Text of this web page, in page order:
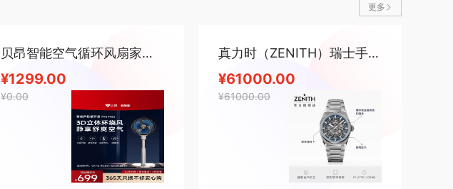
更多
贝昂智能空气循环风扇家用落地电语音控制新款音静声轻室内ProMax
¥1299.00
¥0.00
真力时（ZENITH）瑞士手表DEFY系列CLASSIC经典腕表男士镂空机械腕表节日礼物 DEFY系列 经典镂空腕表钢带
¥61000.00
¥61000.00